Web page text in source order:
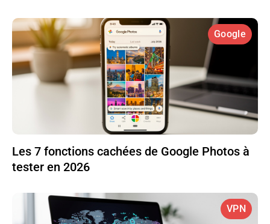
Google
Les 7 fonctions cachées de Google Photos à
tester en 2026
VPN